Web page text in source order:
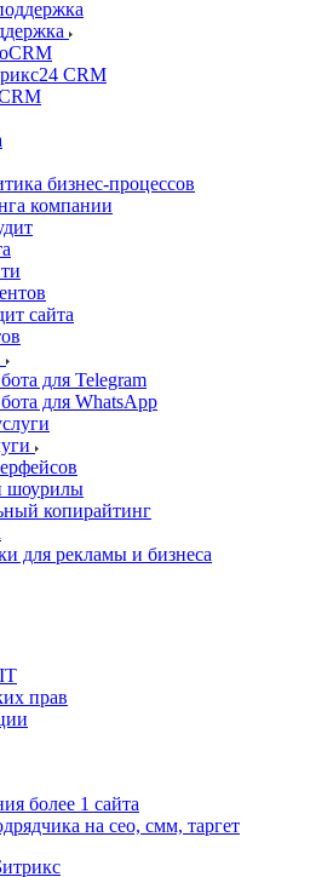
CRM
бизнес-процессов
компании
сайта
для Telegram
для WhatsApp
шоурилы
копирайтинг
для рекламы и бизнеса
прав
более 1 сайта
на сео, смм, таргет